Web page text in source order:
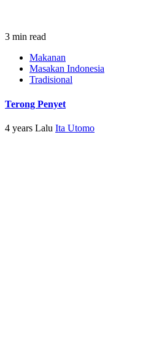
3 min read
Makanan
Masakan Indonesia
Tradisional
Terong Penyet
4 years Lalu Ita Utomo